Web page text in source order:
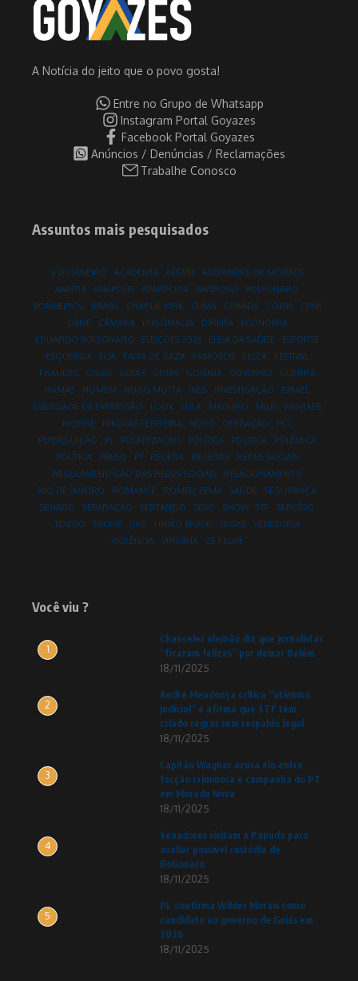
A Notícia do jeito que o povo gosta!
Entre no Grupo de Whatsapp
Instagram Portal Goyazes
Facebook Portal Goyazes
Anúncios / Denúncias / Reclamações
Trabalhe Conosco
Assuntos mais pesquisados
8 DE JANEIRO ACADEMIA AFFAIR
ALEXANDRE DE MORAES
ANISTIA
ANÁPOLIS APARECIDA BARROSO
BOLSONARO
BOMBEIROS
BRASIL CHARLIE KIRK CLIMA COMIDA COP30
CPMI
CRISE
CÂMARA DIPLOMACIA DIREITA
ECONOMIA
EDUARDO BOLSONARO
ELEIÇÕES 2026 ELISA DA SAÚDE
ESPORTE
ESQUERDA
EUA FAIXA DE GAZA FAMOSOS FELCA
FESTIVAL
FRAUDES
GOIAS GOIÁS GOIÁS GOIÂNIA GOVERNO
GUERRA
HAMAS
HOMEM HUGO MOTTA INSS INVESTIGAÇÃO
ISRAEL
LIBERDADE DE EXPRESSÃO
LOOK LULA MADURO MILEI
MORAES
MORRE
NIKOLAS FERREIRA NOVO OPERAÇÃO
PCC
PERSEGUIÇÃO
PL POLARIZAÇÃO POLITICA POLITÍCA
POLÊMICA
POLÍTICA
PRESO PT RECEITA RECEITAS
REDES SOCIAIS
REGULAMENTAÇÃO DAS REDES SOCIAIS
RELACIONAMENTO
RIO DE JANEIRO
ROMANCE ROMEU ZEMA SAÚDE
SEGURANÇA
SENADO
SEPARAÇÃO SERTANEJO SEXO SHOW STF
TARCÍSIO
TEATRO
TRUMP UFG UNIÃO BRASIL VAGAS
VENEZUELA
VIOLÊNCIA
VIRGINIA ZE FELIPE
Você viu ?
1
Chanceler alemão diz que jornalistas
“ficaram felizes” por deixar Belém
18/11/2025
2
André Mendonça critica “ativismo
judicial” e afirma que STF tem
criado regras sem respaldo legal
18/11/2025
3
Capitão Wagner acusa elo entre
facção criminosa e campanha do PT
em Morada Nova
18/11/2025
4
Senadores visitam a Papuda para
avaliar possível custódia de
Bolsonaro
18/11/2025
5
PL confirma Wilder Morais como
candidato ao governo de Goiás em
2026
18/11/2025